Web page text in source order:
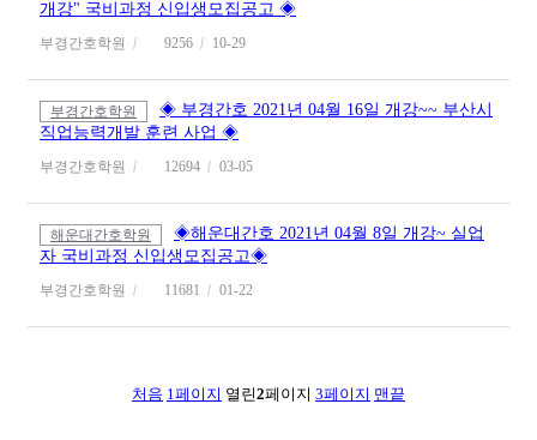
개강" 국비과정 신입생모집공고 ◈
부경간호학원 9256 10-29
부경간호학원
◈ 부경간호 2021년 04월 16일 개강~~ 부산시
직업능력개발 훈련 사업 ◈
부경간호학원 12694 03-05
해운대간호학원
◈해운대간호 2021년 04월 8일 개강~ 실업
자 국비과정 신입생모집공고◈
부경간호학원 11681 01-22
처음 1페이지 열린2페이지 3페이지 맨끝